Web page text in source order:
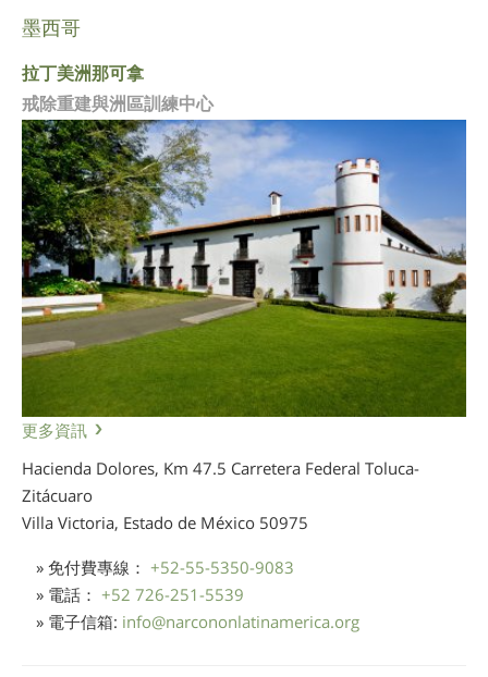
墨西哥
拉丁美洲那可拿
戒除重建與洲區訓練中心
更多資訊
Hacienda Dolores, Km 47.5 Carretera Federal Toluca-
Zitácuaro
Villa Victoria, Estado de México 50975
» 免付費專線： +52-55-5350-9083
» 電話： +52 726-251-5539
» 電子信箱: info@narcononlatinamerica.org